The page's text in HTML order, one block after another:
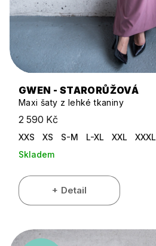
GWEN - STARORŮŽOVÁ
Maxi šaty z lehké tkaniny
2 590 Kč
XXS XS S-M L-XL XXL
XXXL
Skladem
Detail